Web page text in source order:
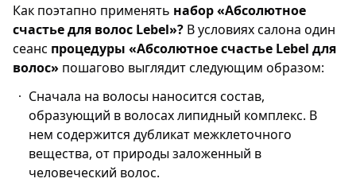
Как поэтапно применять набор «Абсолютное
счастье для волос Lebel»? В условиях салона один
сеанс процедуры «Абсолютное счастье Lebel для
волос» пошагово выглядит следующим образом:
Сначала на волосы наносится состав,
образующий в волосах липидный комплекс. В
нем содержится дубликат межклеточного
вещества, от природы заложенный в
человеческий волос.